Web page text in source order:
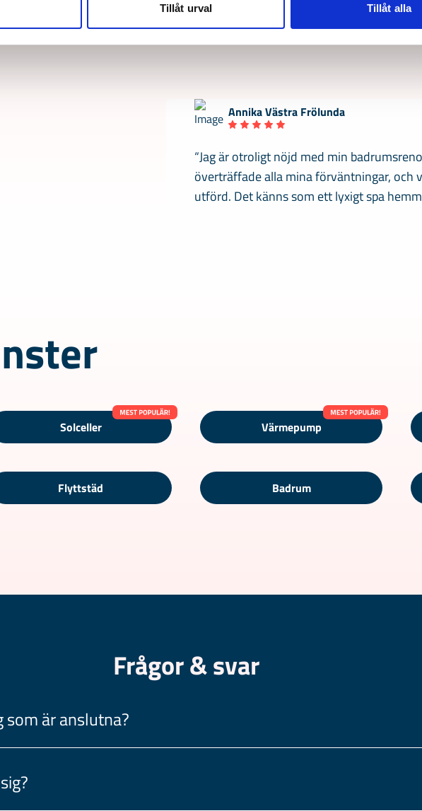
Tillåt urval Tillåt alla
4,7 av 5 stjärnor
Annika Västra Frölunda
“Jag är otroligt nöjd med min
överträffade alla mina förväntningar, och
utförd. Det känns som ett lyxigt spa
Solceller Värmepump
Flyttstäd Badrum
Frågor & svar
är anslutna?